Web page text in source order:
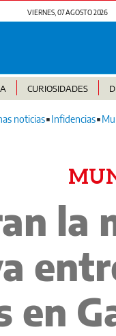
VIERNES, 07 AGOSTO 2026
CURIOSIDADES
noticias Infidencias
la
en